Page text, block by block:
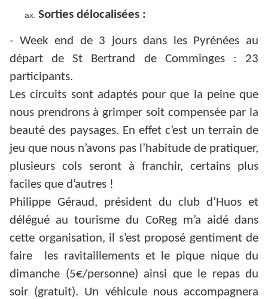
Sorties délocalisées :
- Week end de 3 jours dans les Pyrénées au
départ de St Bertrand de Comminges : 23
participants.
Les circuits sont adaptés pour que la peine que
nous prendrons à grimper soit compensée par la
beauté des paysages. En effet c’est un terrain de
jeu que nous n’avons pas l’habitude de pratiquer,
plusieurs cols seront à franchir, certains plus
faciles que d’autres !
Philippe Géraud, président du club d’Huos et
délégué au tourisme du CoReg m’a aidé dans
cette organisation, il s’est proposé gentiment de
faire les ravitaillements et le pique nique du
dimanche (5€/personne) ainsi que le repas du
soir (gratuit). Un véhicule nous accompagnera